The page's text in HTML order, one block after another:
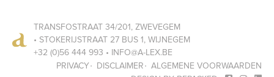
TRANSFOSTRAAT 34/201, ZWEVEGEM
• STOKERIJSTRAAT 27 BUS 1, WIJNEGEM
+32 (0)56 444 993 • INFO@A-LEX.BE
PRIVACY
DISCLAIMER
ALGEMENE VOORWAARDEN